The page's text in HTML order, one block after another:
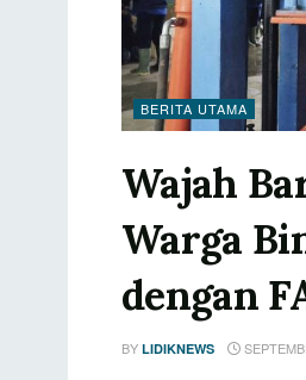
BERITA UTAMA
Wajah
Warga
dengan
BY LIDIKNEWS